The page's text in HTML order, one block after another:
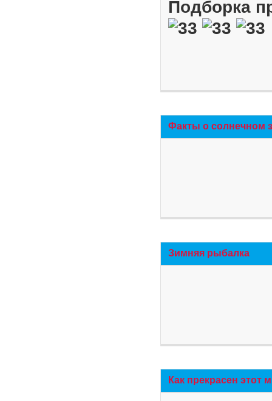
Подборка
Факты о солнечном
Зимняя рыбалка
Как прекрасен этот